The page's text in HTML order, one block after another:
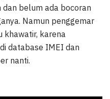
belum ada bocoran
Namun penggemar
khawatir, karena
database IMEI dan
nanti.